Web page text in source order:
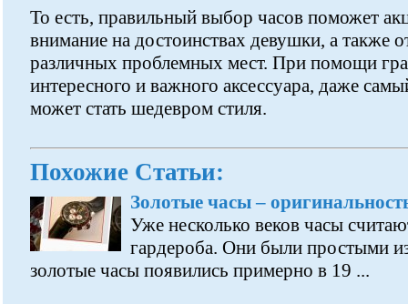
То есть, правильный выбор часов поможет
внимание на достоинствах девушки, а также
различных проблемных мест. При помощи
интересного и важного аксессуара, даже
может стать шедевром стиля.
Похожие Статьи:
Золотые часы –
Уже несколько веков часы
гардероба. Они были простыми
золотые часы появились примерно в 19 ...